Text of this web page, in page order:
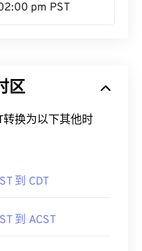
pm PST
区
转换为以下其他时
到 CDT
到 ACST